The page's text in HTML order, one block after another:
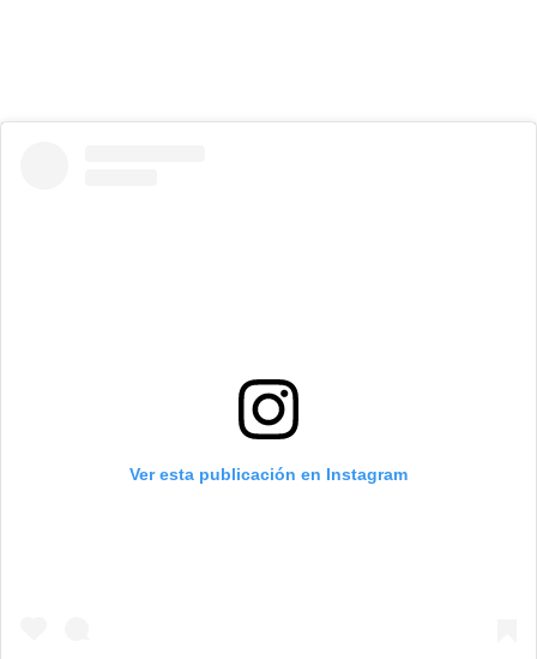
Ver esta publicación en Instagram